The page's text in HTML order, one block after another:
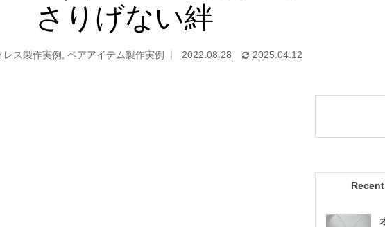
さりげない絆
レス製作実例 ペアアイテム製作実例 2022.08.28 2025.04.12
Recent